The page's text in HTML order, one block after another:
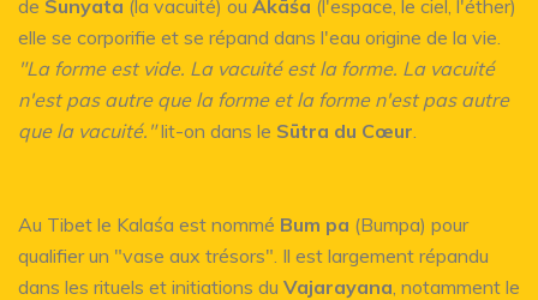
de Sunyata (la vacuité) ou Ākāśa (l'espace, le ciel, l'éther)
elle se corporifie et se répand dans l'eau origine de la vie.
"La forme est vide. La vacuité est la forme. La vacuité
n'est pas autre que la forme et la forme n'est pas autre
que la vacuité."lit-on dans le Sūtra du Cœur
Au Tibet le Kalaśa est nommé Bum pa (Bumpa) pour
qualifier un "vase aux trésors". Il est largement répandu
dans les rituels et initiations du Vajarayana , notamment le